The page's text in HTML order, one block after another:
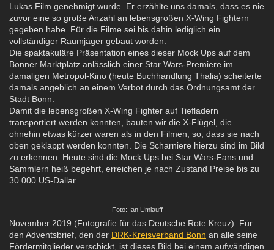
Lukas Film genehmigt wurde. Er erzählte uns damals, dass es nie
zuvor eine so große Anzahl an lebensgroßen X-Wing Fightern
gegeben habe. Für die Filme sei bis dahin lediglich ein
vollständiger Raumjäger gebaut worden.
Die spaktakuläre Präsentation eines dieser Mock Ups auf dem
Bonner Marktplatz anlässlich einer Star Wars-Premiere im
damaligen Metropol-Kino (heute Buchhandlung Thalia) scheiterte
damals angeblich an einem Verbot durch das Ordnungsamt der
Stadt Bonn.
Damit die lebensgroßen X-Wing Fighter auf Tiefladern
transportiert werden konnten, bauten wir die X-Flügel, die
ohnehin etwas kürzer waren als in den Filmen, so, dass sie nach
oben geklappt werden konnten. Die Scharniere hierzu sind im Bild
zu erkennen. Heute sind die Mock Ups bei Star Wars-Fans und
Sammlern heiß begehrt, erreichen je nach Zustand Preise bis zu
30.000 US-Dallar.
Foto: Ian Umlauff
November 2019 (Fotografie für das Deutsche Rote Kreuz): Für
den Adventsbrief, den der DRK-Kreisverband Bonn an alle seine
Fördermitglieder verschickt, ist dieses Bild bei einem aufwändigen